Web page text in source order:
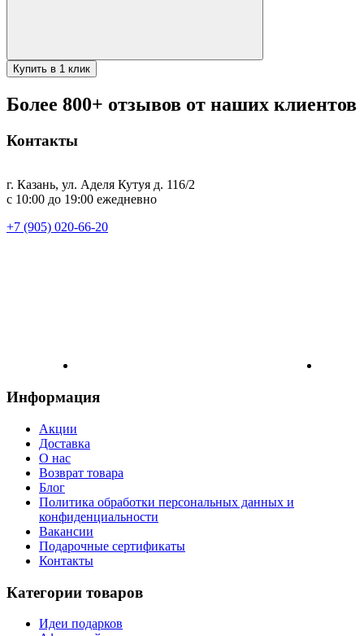
Купить в 1 клик
Более 800+ отзывов от наших клиентов
Контакты
г. Казань, ул. Аделя Кутуя д. 116/2
с 10:00 до 19:00 ежедневно
+7 (905) 020-66-20
Информация
Акции
Доставка
О нас
Возврат товара
Блог
Политика обработки персональных данных и
конфиденциальности
Вакансии
Подарочные сертификаты
Контакты
Категории товаров
Идеи подарков